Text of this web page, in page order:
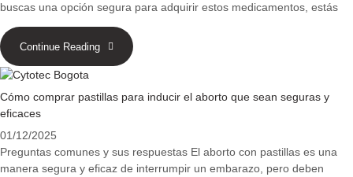
buscas una opción segura para adquirir estos medicamentos, estás
Continue Reading
Cómo comprar pastillas para inducir el aborto que sean seguras y
eficaces
01/12/2025
Preguntas comunes y sus respuestas El aborto con pastillas es una
manera segura y eficaz de interrumpir un embarazo, pero deben